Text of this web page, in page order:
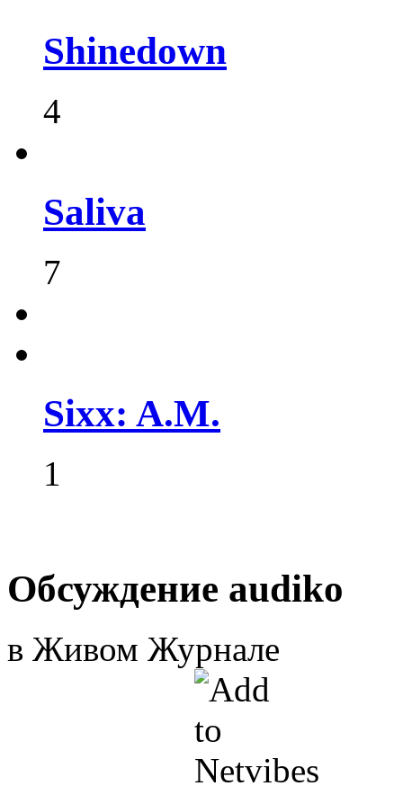
Shinedown
4
Saliva
7
Sixx: A.M.
1
Обсуждение audiko
в Живом Журнале